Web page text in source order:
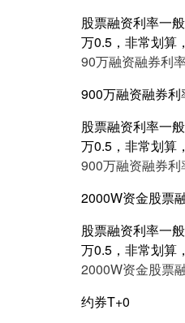
股票融资利率一
万0.5，非常划算
90万融资融券利
900万融资融券利
股票融资利率一
万0.5，非常划算
900万融资融券利
2000W资金股票
股票融资利率一
万0.5，非常划算
2000W资金股票
约券T+0